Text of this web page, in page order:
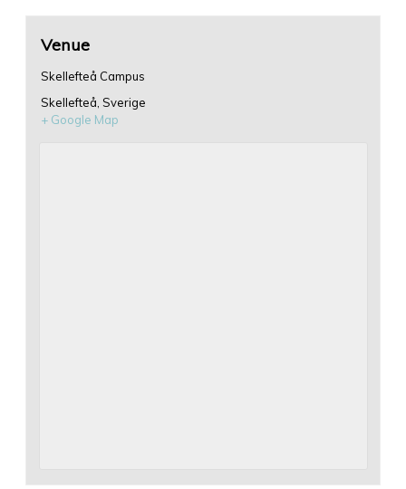
Venue
Skellefteå Campus
Skellefteå Sverige
+ Google Map